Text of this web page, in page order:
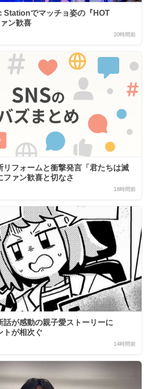
Stationでマッチョ姿の『HOT
ン歓喜
20時間前
リフォームと衝撃発言「君たちは滅
ファン歓喜と切なさ
18時間前
話が感動の親子愛ストーリーに
トが相次ぐ
14時間前